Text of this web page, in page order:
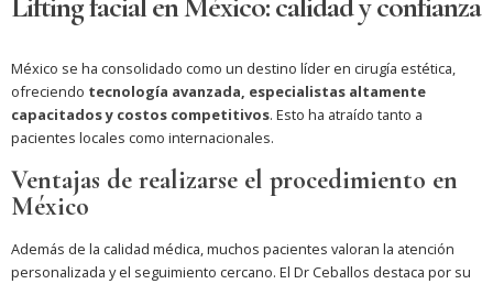
Lifting facial en México: calidad y confianza
México se ha consolidado como un destino líder en cirugía estética,
ofreciendo tecnología avanzada, especialistas altamente
capacitados y costos competitivos. Esto ha atraído tanto a
pacientes locales como internacionales.
Ventajas de realizarse el procedimiento en
México
Además de la calidad médica, muchos pacientes valoran la atención
personalizada y el seguimiento cercano. El Dr Ceballos destaca por su